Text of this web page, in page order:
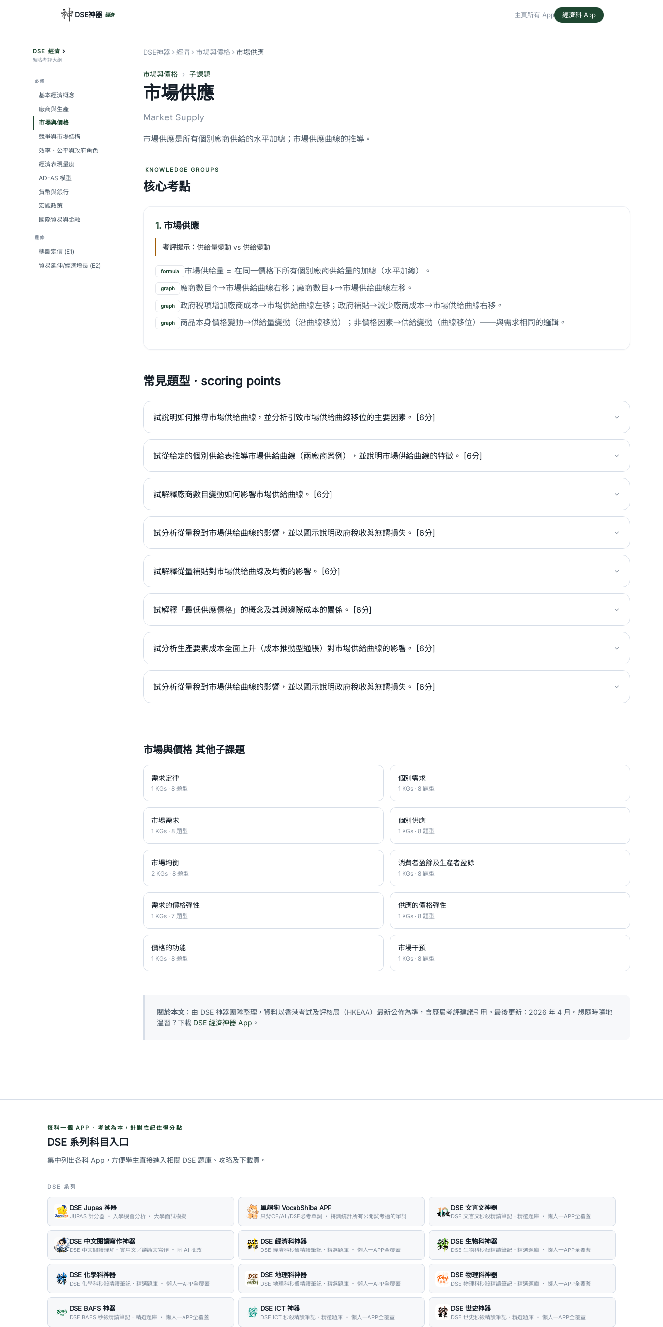
DSE神器 經濟 主頁所有 App 經濟科 App
DSE 經濟
緊貼考評大綱
必修
基本經濟概念
廠商與生產
市場與價格
競爭與市場結構
效率、公平與政府角色
經濟表現量度
AD-AS 模型
貨幣與銀行
宏觀政策
國際貿易與金融
選修
壟斷定價 (E1)
貿易延伸/經濟增長 (E2)
DSE神器 經濟 市場與價格 市場供應
市場與價格 子課題
市場供應
Market Supply
市場供應是所有個別廠商供給的水平加總；市場供應曲線的推導。
KNOWLEDGE GROUPS
核心考點
1. 市場供應
考評提示： 供給量變動 vs 供給變動
formula 市場供給量 = 在同一價格下所有個別廠商供給量的加總（水平加總）。
graph 廠商數目↑→市場供給曲線右移；廠商數目↓→市場供給曲線左移。
graph 政府稅項增加廠商成本→市場供給曲線左移；政府補貼→減少廠商成本→市場供給曲線右移。
graph 商品本身價格變動→供給量變動（沿曲線移動）；非價格因素→供給變動（曲線移位）——與需求相同的邏輯。
常見題型 · scoring points
試說明如何推導市場供給曲線，並分析引致市場供給曲線移位的主要因素。 [6分]
試從給定的個別供給表推導市場供給曲線（兩廠商案例），並說明市場供給曲線的特徵。 [6分]
試解釋廠商數目變動如何影響市場供給曲線。 [6分]
試分析從量稅對市場供給曲線的影響，並以圖示說明政府稅收與無謂損失。 [6分]
試解釋從量補貼對市場供給曲線及均衡的影響。 [6分]
試解釋「最低供應價格」的概念及其與邊際成本的關係。 [6分]
試分析生產要素成本全面上升（成本推動型通脹）對市場供給曲線的影響。 [6分]
試分析從量稅對市場供給曲線的影響，並以圖示說明政府稅收與無謂損失。 [6分]
市場與價格 其他子課題
需求定律
1 KGs · 8 題型
個別需求
1 KGs · 8 題型
市場需求
1 KGs · 8 題型
個別供應
1 KGs · 8 題型
市場均衡
2 KGs · 8 題型
消費者盈餘及生產者盈餘
1 KGs · 8 題型
需求的價格彈性
1 KGs · 7 題型
供應的價格彈性
1 KGs · 8 題型
價格的功能
1 KGs · 8 題型
市場干預
1 KGs · 8 題型
關於本文 ：由 DSE 神器團隊整理，資料以香港考試及評核局（HKEAA）最新公佈為準，含歷屆考評建議引用。最後更新：2026 年 4 月。想隨時隨地
溫習？下載 DSE 經濟神器 App 。
每科一個 APP · 考試為本，針對性記住得分點
DSE 系列科目入口
集中列出各科 App，方便學生直接進入相關 DSE 題庫、攻略及下載頁。
DSE 系列
DSE Jupas 神器
JUPAS 計分器 ・ 入學機會分析 ・ 大學面試模擬
單詞狗 VocabShiba APP
只背CE/AL/DSE必考單詞 ・ 特調統計所有公開試考過的單詞
DSE 文言文神器
DSE 文言文秒殺精讀筆記．精選題庫 ・ 懶人一APP全覆蓋
DSE 中文閱讀寫作神器
DSE 中文閱讀理解．實用文／議論文寫作 ・ 附 AI 批改
DSE 經濟科神器
DSE 經濟科秒殺精讀筆記．精選題庫 ・ 懶人一APP全覆蓋
DSE 生物科神器
DSE 生物科秒殺精讀筆記．精選題庫 ・ 懶人一APP全覆蓋
DSE 化學科神器
DSE 化學科秒殺精讀筆記．精選題庫 ・ 懶人一APP全覆蓋
DSE 地理科神器
DSE 地理科秒殺精讀筆記．精選題庫 ・ 懶人一APP全覆蓋
DSE 物理科神器
DSE 物理科秒殺精讀筆記．精選題庫 ・ 懶人一APP全覆蓋
DSE BAFS 神器
DSE BAFS 秒殺精讀筆記．精選題庫 ・ 懶人一APP全覆蓋
DSE ICT 神器
DSE ICT 秒殺精讀筆記．精選題庫 ・ 懶人一APP全覆蓋
DSE 世史神器
DSE 世史秒殺精讀筆記．精選題庫 ・ 懶人一APP全覆蓋